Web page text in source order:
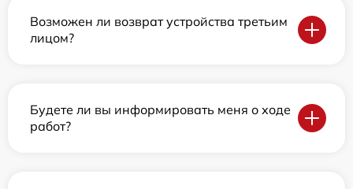
Возможен ли возврат устройства третьим
лицом?
Будете ли вы информировать меня о ходе
работ?